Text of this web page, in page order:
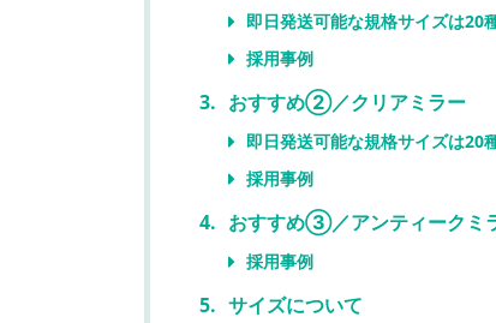
即日発送可能な規格サイズは20
採用事例
おすすめ②／クリアミラー
即日発送可能な規格サイズは20
採用事例
おすすめ③／アンティークミ
採用事例
サイズについて